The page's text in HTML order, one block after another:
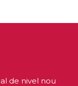
de nivel nou